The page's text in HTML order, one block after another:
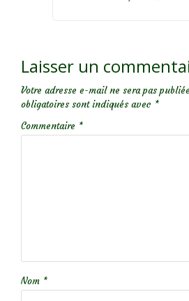
Laisser un
Votre adresse e-mail ne sera pas
obligatoires sont indiqués avec *
Commentaire *
Nom *